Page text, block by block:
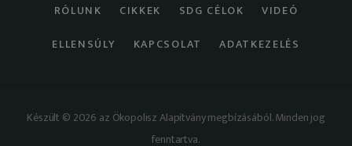
RÓLUNK CIKKEK SDG CÉLOK
VIDEÓ
ELLENSÚLY
KAPCSOLAT ADATKEZELÉS
Készült © 2026 az Ökopolisz Alapítvány megbízásából. Minden jog
fenntartva.